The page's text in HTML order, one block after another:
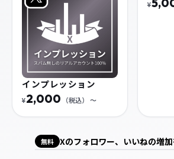
インプレッション
¥2,000 （税込） 〜
無料 Xのフォロワー、いいねの増